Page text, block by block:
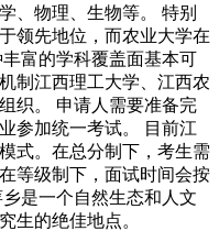
、物理、生物等。 特别
领先地位，而农业大学在
富的学科覆盖面基本可
制江西理工大学、江西农
织。 申请人需要准备完
参加统一考试。 目前江
式。在总分制下，考生需
等级制下，面试时间会按
是一个自然生态和人文
生的绝佳地点。